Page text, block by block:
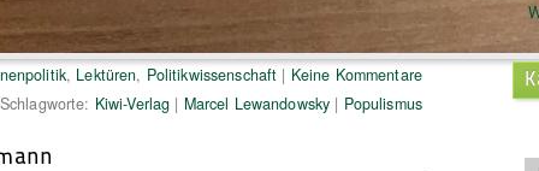
, Lektüren, Politikwissenschaft | Keine Kommentare
Schlagworte: Kiwi-Verlag | Marcel Lewandowsky | Populismus